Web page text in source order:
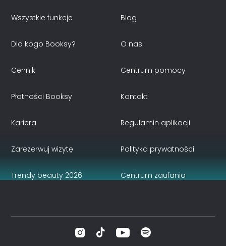
Wszystkie funkcje
Dla kogo Booksy?
Cennik
Płatności Booksy
Blog
O nas
Centrum pomocy
Kontakt
Kariera
Zarezerwuj wizytę
Trendy beauty 2026
Regulamin aplikacji
Polityka prywatności
Centrum zaufania